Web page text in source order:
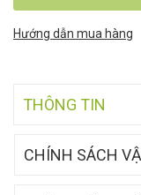
Hướng dẫn mua hàng
THÔNG TIN
CHÍNH SÁCH